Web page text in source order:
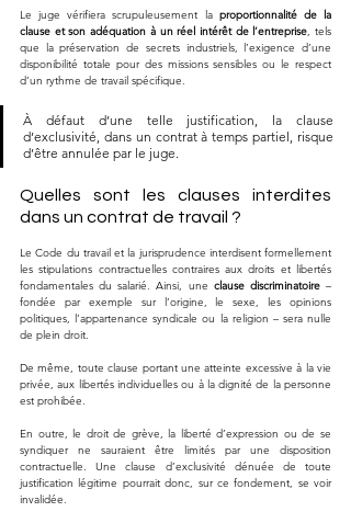
Le juge vérifiera scrupuleusement la proportionnalité de la
clause et son adéquation à un réel intérêt de l’entreprise, tels
que la préservation de secrets industriels, l’exigence d’une
disponibilité totale pour des missions sensibles ou le respect
d’un rythme de travail spécifique.
À défaut d’une telle justification, la clause
d’exclusivité, dans un contrat à temps partiel, risque
d’être annulée par le juge.
Quelles sont les clauses interdites
dans un contrat de travail ?
Le Code du travail et la jurisprudence interdisent formellement
les stipulations contractuelles contraires aux droits et libertés
fondamentales du salarié. Ainsi, une clause discriminatoire –
fondée par exemple sur l’origine, le sexe, les opinions
politiques, l’appartenance syndicale ou la religion – sera nulle
de plein droit.
De même, toute clause portant une atteinte excessive à la vie
privée, aux libertés individuelles ou à la dignité de la personne
est prohibée.
En outre, le droit de grève, la liberté d’expression ou de se
syndiquer ne sauraient être limités par une disposition
contractuelle. Une clause d’exclusivité dénuée de toute
justification légitime pourrait donc, sur ce fondement, se voir
invalidée.